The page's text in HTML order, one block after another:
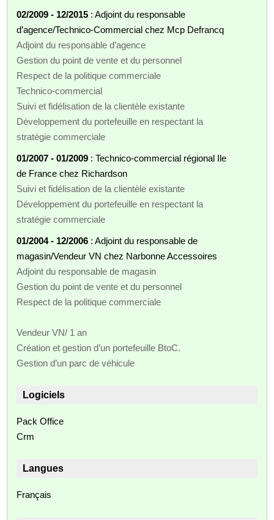
02/2009 - 12/2015 : Adjoint du responsable
d’agence/Technico-Commercial chez Mcp Defrancq
Adjoint du responsable d’agence
Gestion du point de vente et du personnel
Respect de la politique commerciale
Technico-commercial
Suivi et fidélisation de la clientèle existante
Développement du portefeuille en respectant la
stratégie commerciale
01/2007 - 01/2009 : Technico-commercial régional Ile
de France chez Richardson
Suivi et fidélisation de la clientèle existante
Développement du portefeuille en respectant la
stratégie commerciale
01/2004 - 12/2006 : Adjoint du responsable de
magasin/Vendeur VN chez Narbonne Accessoires
Adjoint du responsable de magasin
Gestion du point de vente et du personnel
Respect de la politique commerciale
Vendeur VN/ 1 an
Création et gestion d’un portefeuille BtoC.
Gestion d’un parc de véhicule
Logiciels
Pack Office
Crm
Langues
Français